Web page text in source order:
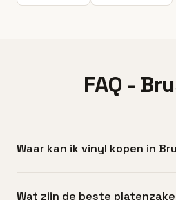
FAQ -
Waar kan ik vinyl kopen in
Wat zijn de beste